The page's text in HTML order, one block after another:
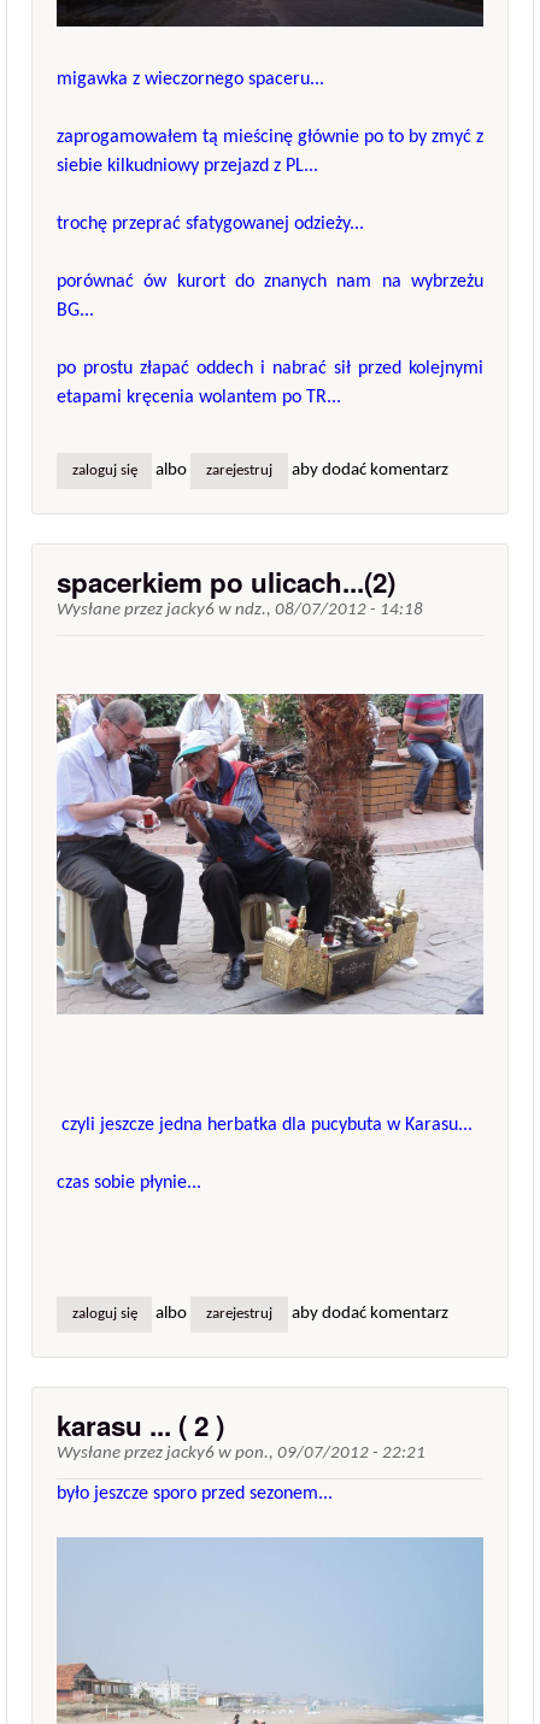
migawka z wieczornego spaceru...
zaprogamowałem tą mieścinę głównie po to by zmyć z
siebie kilkudniowy przejazd z PL...
trochę przeprać sfatygowanej odzieży...
porównać ów kurort do znanych nam na wybrzeżu
BG...
po prostu złapać oddech i nabrać sił przed kolejnymi
etapami kręcenia wolantem po TR...
zaloguj się albo zarejestruj aby dodać komentarz
spacerkiem po ulicach...(2)
Wysłane przez jacky6 w ndz., 08/07/2012 - 14:18
czyli jeszcze jedna herbatka dla pucybuta w Karasu...
czas sobie płynie...
zaloguj się albo zarejestruj aby dodać komentarz
karasu ... ( 2 )
Wysłane przez jacky6 w pon., 09/07/2012 - 22:21
było jeszcze sporo przed sezonem...